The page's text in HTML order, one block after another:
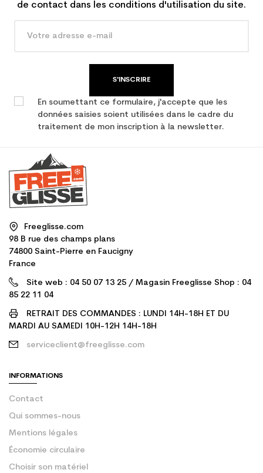
de contact dans les conditions d'utilisation du site.
S'INSCRIRE
En soumettant ce formulaire, j'accepte que les
données saisies soient utilisées dans le cadre du
traitement de mon inscription à la newsletter.
Freeglisse.com
98 B rue des champs plans
74800 Saint-Pierre en Faucigny
France
Site web : 04 50 07 13 25 / Magasin Freeglisse Shop : 04
85 22 11 04
RETRAIT DES COMMANDES : LUNDI 14H-18H ET DU
MARDI AU SAMEDI 10H-12H 14H-18H
serviceclient@freeglisse.com
INFORMATIONS
Contact
Qui sommes-nous
Mentions légales
Économie circulaire
Choisir son matériel